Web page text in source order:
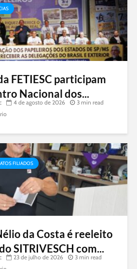
FETIESC participam
Nacional dos...
4 de agosto de 2026
3 min read
FILIADOS
da Costa é reeleito
SITRIVESCH com...
23 de julho de 2026
3 min read